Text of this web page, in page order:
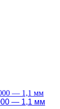
— 1,1 мм